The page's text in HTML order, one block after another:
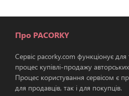
Про PACORKY
Сервіс pacorky.com функціонує для
процес купівлі-продажу
Процес користування сервісом є
для продавців, так і для покупців.